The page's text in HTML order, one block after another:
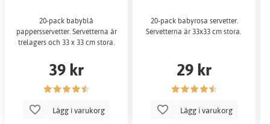
20-pack babyblå
pappersservetter. Servetterna är
trelagers och 33 x 33 cm stora.
39 kr
Lägg i varukorg
20-pack babyrosa servetter.
Servetterna är 33x33 cm stora.
29 kr
Lägg i varukorg